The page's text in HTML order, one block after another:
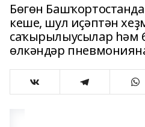
Бөгөн
кеше, шул иҫәптән
саҡырылыусылар һәм
өлкәндәр